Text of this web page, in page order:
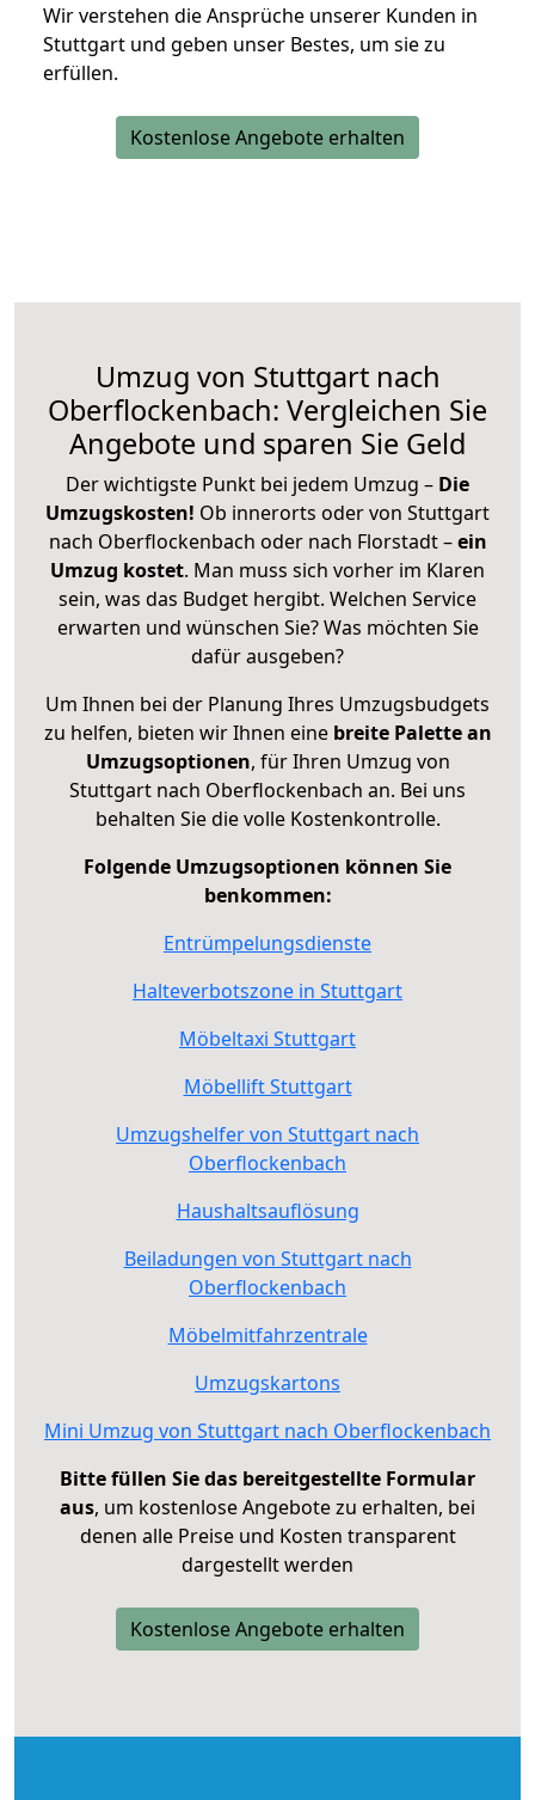
Wir verstehen die Ansprüche unserer Kunden in
Stuttgart und geben unser Bestes, um sie zu
erfüllen.
Kostenlose Angebote erhalten
Umzug von Stuttgart nach
Oberflockenbach: Vergleichen Sie
Angebote und sparen Sie Geld
Der wichtigste Punkt bei jedem Umzug – Die
Umzugskosten! Ob innerorts oder von Stuttgart
nach Oberflockenbach oder nach Florstadt –ein
Umzug kostet. Man muss sich vorher im Klaren
sein, was das Budget hergibt. Welchen Service
erwarten und wünschen Sie? Was möchten Sie
dafür ausgeben?
Um Ihnen bei der Planung Ihres Umzugsbudgets
zu helfen, bieten wir Ihnen eine breite Palette an
Umzugsoptionen, für Ihren Umzug von
Stuttgart nach Oberflockenbach an. Bei uns
behalten Sie die volle Kostenkontrolle.
Folgende Umzugsoptionen können Sie
benkommen:
Entrümpelungsdienste
Halteverbotszone in Stuttgart
Möbeltaxi Stuttgart
Möbellift Stuttgart
Umzugshelfer von Stuttgart nach
Oberflockenbach
Haushaltsauflösung
Beiladungen von Stuttgart nach
Oberflockenbach
Möbelmitfahrzentrale
Umzugskartons
Mini Umzug von Stuttgart nach Oberflockenbach
Bitte füllen Sie das bereitgestellte Formular
aus, um kostenlose Angebote zu erhalten, bei
denen alle Preise und Kosten transparent
dargestellt werden
Kostenlose Angebote erhalten